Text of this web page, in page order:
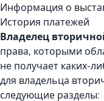
Информация о
История платежей
Владелец
права, которыми
не получает каких-
для владельца
следующие разделы: